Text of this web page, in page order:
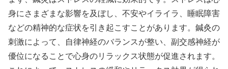
身にさまざまな影響を及ぼし、不安やイライラ、睡眠障害
などの精神的な症状を引き起こすことがあります。鍼灸の
刺激によって、自律神経のバランスが整い、副交感神経が
優位になることで心身のリラックス状態が促進されます。